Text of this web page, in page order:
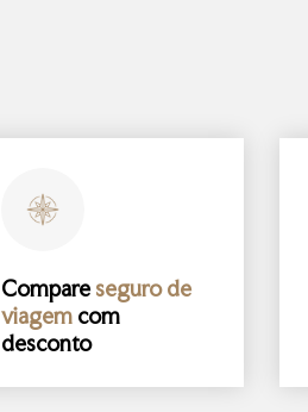
Compareseguro de
viagemcom
desconto